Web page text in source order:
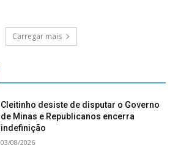
Carregar mais
Cleitinho desiste de disputar o Governo
de Minas e Republicanos encerra
indefinição
03/08/2026